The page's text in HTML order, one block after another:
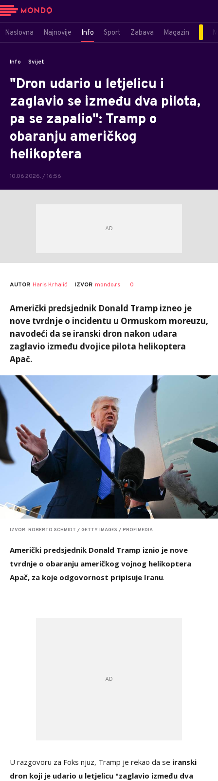
Naslovna Najnovije Info Sport Zabava Magazin
Info Svijet
"Dron udario u letjelicu i
zaglavio se između dva pilota,
pa se zapalio": Tramp o
obaranju američkog
helikoptera
10.06.2026. / 16:56
AUTOR Haris Krhalić IZVOR mondo.rs 0
Američki predsjednik Donald Tramp izneo je
nove tvrdnje o incidentu u Ormuskom moreuzu,
navodeći da se iranski dron nakon udara
zaglavio između dvojice pilota helikoptera
Apač.
IZVOR: ROBERTO SCHMIDT / GETTY IMAGES / PROFIMEDIA
Američki predsjednik Donald Tramp iznio je nove
tvrdnje o obaranju američkog vojnog helikoptera
Apač, za koje odgovornost pripisuje Iranu.
U razgovoru za Foks njuz, Tramp je rekao da se iranski
dron koji je udario u letjelicu "zaglavio između dva